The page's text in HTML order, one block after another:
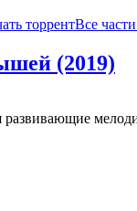
торрентВсе
(2019)